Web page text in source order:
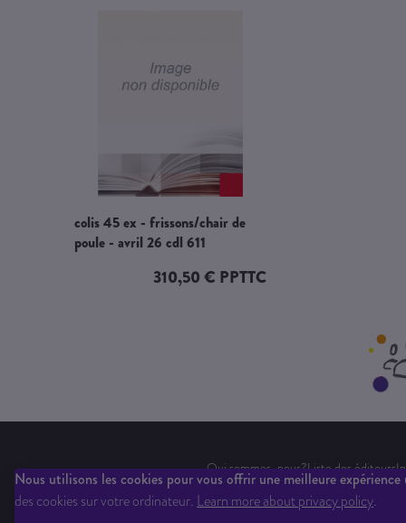
Nous utilisons les cookies pour vous offrir une meilleure
des cookies sur votre ordinateur. Learn more about privacy policy.
colis 45 ex - frissons/chair de
poule - avril 26 cdl 611
310,50 € PPTTC
Qui sommes-nous?Liste des éditeurs